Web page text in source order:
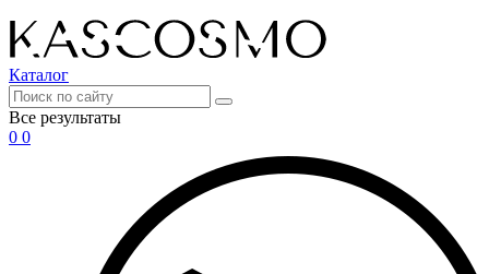
Каталог
Все результаты
0 0